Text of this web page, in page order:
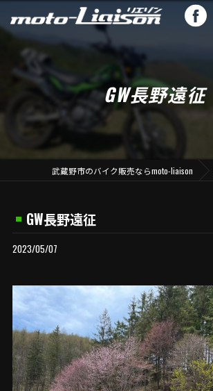
GW長野遠征
武蔵野市のバイク販売ならmoto-liaison
GW長野遠征
2023/05/07